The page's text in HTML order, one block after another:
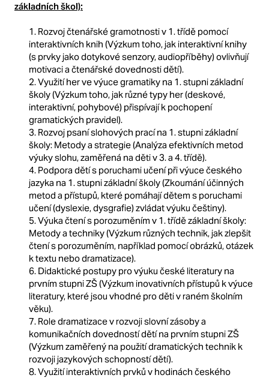
základních škol):
1. Rozvoj čtenářské gramotnosti v 1. třídě pomocí
interaktivních knih (Výzkum toho, jak interaktivní knihy
(s prvky jako dotykové senzory, audiopříběhy) ovlivňují
motivaci a čtenářské dovednosti dětí).
2. Využití her ve výuce gramatiky na 1. stupni základní
školy (Výzkum toho, jak různé typy her (deskové,
interaktivní, pohybové) přispívají k pochopení
gramatických pravidel).
3. Rozvoj psaní slohových prací na 1. stupni základní
školy: Metody a strategie (Analýza efektivních metod
výuky slohu, zaměřená na děti v 3. a 4. třídě).
4. Podpora dětí s poruchami učení při výuce českého
jazyka na 1. stupni základní školy (Zkoumání účinných
metod a přístupů, které pomáhají dětem s poruchami
učení (dyslexie, dysgrafie) zvládat výuku češtiny).
5. Výuka čtení s porozuměním v 1. třídě základní školy:
Metody a techniky (Výzkum různých technik, jak zlepšit
čtení s porozuměním, například pomocí obrázků, otázek
k textu nebo dramatizace).
6. Didaktické postupy pro výuku české literatury na
prvním stupni ZŠ (Výzkum inovativních přístupů k výuce
literatury, které jsou vhodné pro děti v raném školním
věku).
7. Role dramatizace v rozvoji slovní zásoby a
komunikačních dovedností dětí na prvním stupni ZŠ
(Výzkum zaměřený na použití dramatických technik k
rozvoji jazykových schopností dětí).
8. Využití interaktivních prvků v hodinách českého